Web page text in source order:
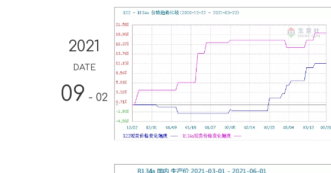
2021
DATE
09 - 02